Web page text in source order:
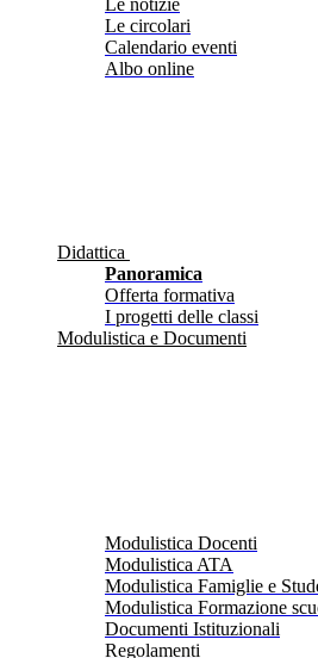
Le notizie
Le circolari
Calendario eventi
Albo online
Didattica
Panoramica
Offerta formativa
I progetti delle classi
Modulistica e Documenti
Modulistica Docenti
Modulistica ATA
Modulistica Famiglie e
Modulistica Formazione
Documenti Istituzionali
Regolamenti